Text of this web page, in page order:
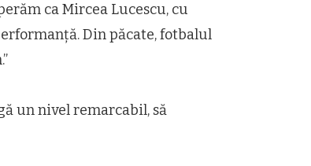
ca Mircea Lucescu, cu
Din păcate, fotbalul
un nivel remarcabil, să